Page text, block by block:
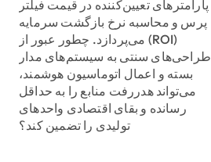
پارامترهای تعیین‌کننده در قیمت فیلتر
پرس و محاسبه نرخ بازگشت سرمایه
(ROI) می‌پردازد. چطور عبور از
طراحی‌های سنتی به سیستم‌های مدار
بسته و اعمال اتوماسیون هوشمند،
می‌تواند هدررفت منابع را به حداقل
رسانده و بقای اقتصادی واحدهای
تولیدی را تضمین کند؟